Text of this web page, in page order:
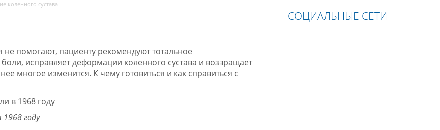
коленного сустава
помогают, пациенту рекомендуют тотальное
исправляет деформации коленного сустава и возвращает
многое изменится. К чему готовиться и как справиться с
году
СОЦИАЛЬНЫЕ СЕТИ